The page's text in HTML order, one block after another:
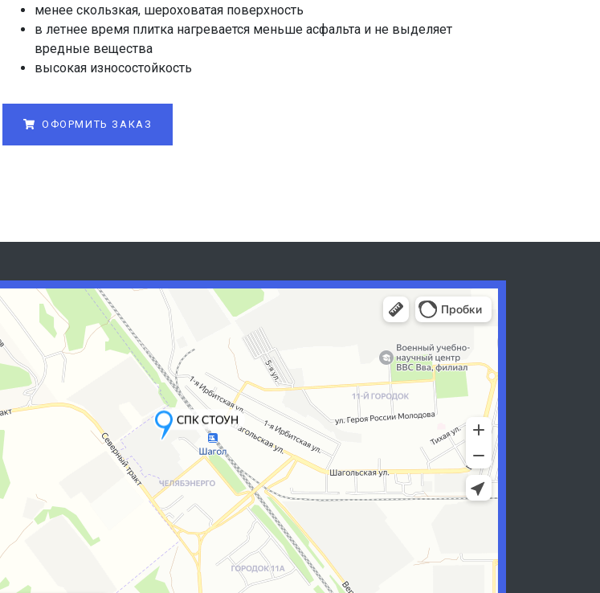
менее скользкая, шероховатая поверхность
в летнее время плитка нагревается меньше асфальта и не выделяет
вредные вещества
высокая износостойкость
ОФОРМИТЬ ЗАКАЗ